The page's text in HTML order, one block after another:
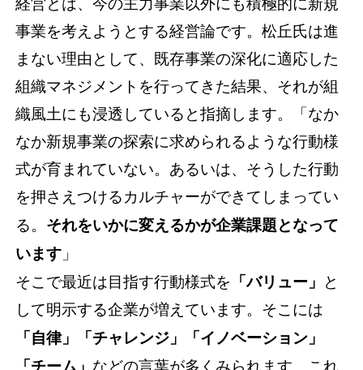
事業を考えようとする経営論です。松丘氏は進
まない理由として、既存事業の深化に適応した
組織マネジメントを行ってきた結果、それが組
織風土にも浸透していると指摘します。「なか
なか新規事業の探索に求められるような行動様
式が育まれていない。あるいは、そうした行動
を押さえつけるカルチャーができてしまってい
る。 それをいかに変えるかが企業課題となって
います 」
そこで最近は目指す行動様式を 「バリュー」
と
して明示する企業が増えています。そこには
「自律」「チャレンジ」「イノベーション」
「チーム」 などの言葉が多くみられます。これ